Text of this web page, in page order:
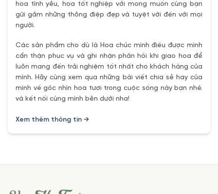
hoa tình yêu, hoa tốt nghiệp với mong muốn cùng bạn
gửi gắm những thông điệp đẹp và tuyệt vời đến với mọi
người.
Các sản phẩm cho dù là Hoa chúc mình điều được mình
cẩn thận phục vụ và ghi nhận phản hồi khi giao hoa để
luôn mang đến trải nghiệm tốt nhất cho khách hàng của
mình. Hãy cùng xem qua những bài viết chia sẻ hay của
mình về góc nhìn hoa tươi trong cuộc sống này bạn nhé.
và kết nối cùng mình bên dưới nha!
Xem thêm thông tin →